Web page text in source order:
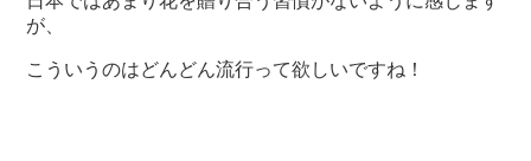
が、
こういうのはどんどん流行って欲しいですね！